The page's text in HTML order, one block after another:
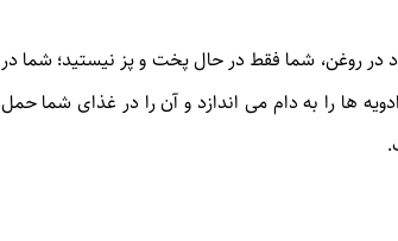
در روغن، شما فقط در حال پخت و پز نیستید؛ شما در
ها را به دام می اندازد و آن را در غذای شما حمل